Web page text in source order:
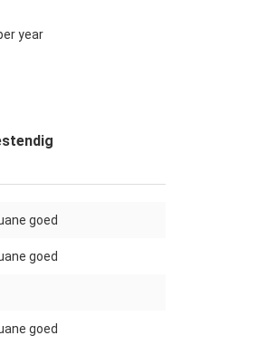
year
goed
goed
goed